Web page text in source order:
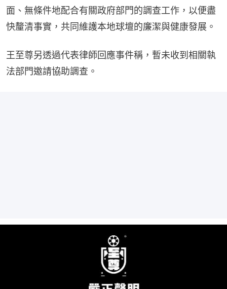
面、無條件地配合有關政府部門的調查工作，以便盡
快釐清事實，共同維護本地球壇的廉潔與健康發展。
王至尊另透過代表律師回應事件稱，暫未收到相關執
法部門邀請協助調查。